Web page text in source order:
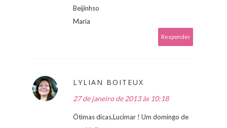
Beijinhso
Maria
Responder
LYLIAN BOITEUX
27 de janeiro de 2013 às 10:18
Ótimas dicas,Lucimar ! Um domingo de